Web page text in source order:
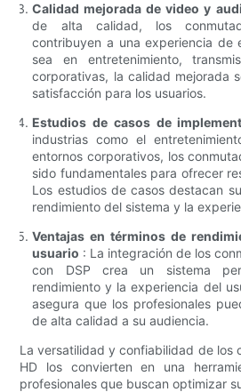
Calidad mejorada de video y
de alta calidad, los
contribuyen a una experiencia de
sea en entretenimiento,
corporativas, la calidad mejorada
satisfacción para los usuarios.
Estudios de casos de
industrias como el
entornos corporativos, los
sido fundamentales para ofrecer
Los estudios de casos destacan
rendimiento del sistema y la
Ventajas en términos de
usuario : La integración de los
con DSP crea un sistema
rendimiento y la experiencia del
asegura que los profesionales
de alta calidad a su audiencia.
La versatilidad y confiabilidad de los
HD los convierten en una
profesionales que buscan optimizar